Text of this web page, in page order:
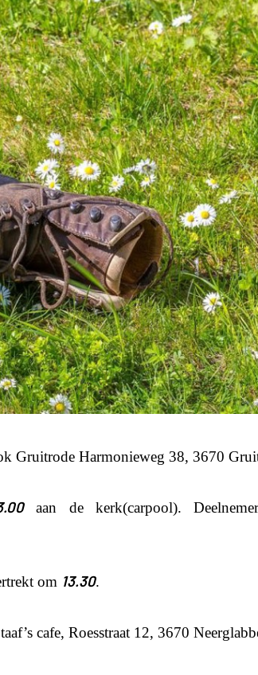
Gruitrode Harmonieweg 38, 3670
aan de kerk(carpool).
om 13.30.
cafe, Roesstraat 12, 3670